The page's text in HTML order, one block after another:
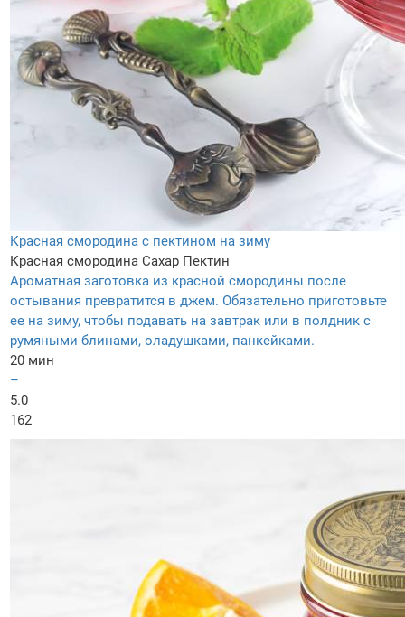
Красная смородина с пектином на зиму
Красная смородина Сахар Пектин
Ароматная заготовка из красной смородины после
остывания превратится в джем. Обязательно приготовьте
ее на зиму, чтобы подавать на завтрак или в полдник с
румяными блинами, оладушками, панкейками.
20 мин
–
5.0
162